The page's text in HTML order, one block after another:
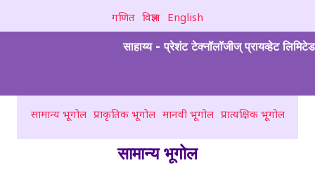
गणित विज्ञान English
साहाय्य - प्रेशंट टेक्नॉलॉजीज् प्रायव्हेट लिमिटेड
सामान्य भूगोल प्राकृतिक भूगोल मानवी भूगोल प्रात्यक्षिक भूगोल
सामान्य भूगोल